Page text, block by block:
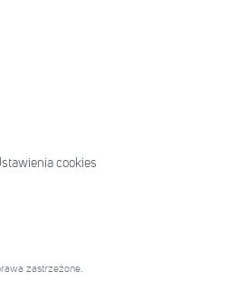
cookies
zastrzeżone.